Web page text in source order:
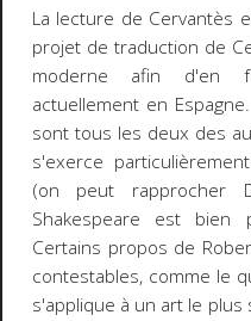
La lecture de Cervantès
projet de traduction de
moderne afin d'en
actuellement en
sont tous les deux des
s'exerce
(on peut rapprocher
Shakespeare est bien
Certains propos de
contestables, comme le
s'applique à un art le